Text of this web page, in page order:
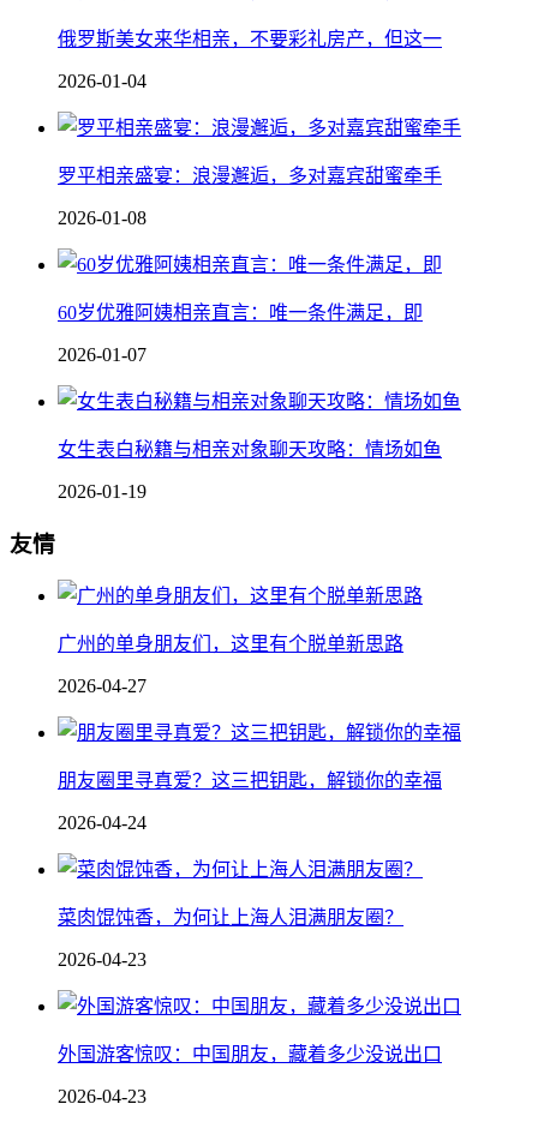
俄罗斯美女来华相亲，不要彩礼房产，但这一
2026-01-04
罗平相亲盛宴：浪漫邂逅，多对嘉宾甜蜜牵手
2026-01-08
60岁优雅阿姨相亲直言：唯一条件满足，即
2026-01-07
女生表白秘籍与相亲对象聊天攻略：情场如鱼
2026-01-19
友情
广州的单身朋友们，这里有个脱单新思路
2026-04-27
朋友圈里寻真爱？这三把钥匙，解锁你的幸福
2026-04-24
菜肉馄饨香，为何让上海人泪满朋友圈？
2026-04-23
外国游客惊叹：中国朋友，藏着多少没说出口
2026-04-23